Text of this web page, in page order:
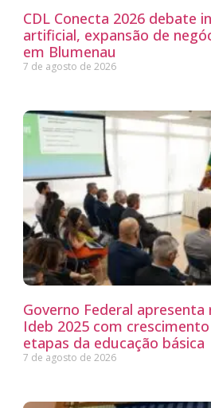
CDL Conecta 2026 debate
artificial, expansão de
em Blumenau
7 de agosto de 2026
Governo Federal
Ideb 2025 com
etapas da educação básica
7 de agosto de 2026